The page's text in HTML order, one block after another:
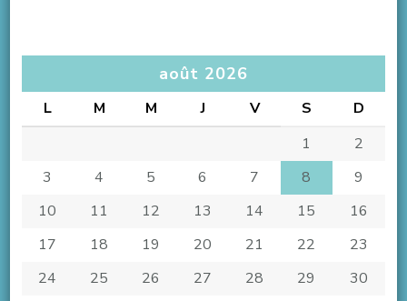
août 2026
L M M J V S
D
1
2
3
4 5 6 7 8
9
10
11 12 13 14 15
16
17
18 19 20 21 22
23
24
25 26 27 28 29
30